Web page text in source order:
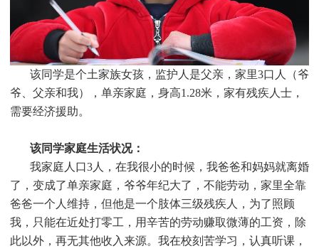
该同学是个土家族女孩，监护人是父亲，家里3口人（爷
爷、父亲和我），单亲家庭，身高1.28米，家有残疾人士，
需要经济援助。
该同学家庭生活状况：
我家庭人口3人，在我很小的时候，我爸爸和妈妈就离婚
了，变成了单亲家庭，爷爷年纪大了，不能劳动，家里全靠
爸爸一个人维持，但他是一个肢体三级残疾人，为了照顾
我，只能在近处打零工，用辛苦的劳动赚取微薄的工资，除
此以外，再无其他收入来源。我在校刻苦学习，认真听课，